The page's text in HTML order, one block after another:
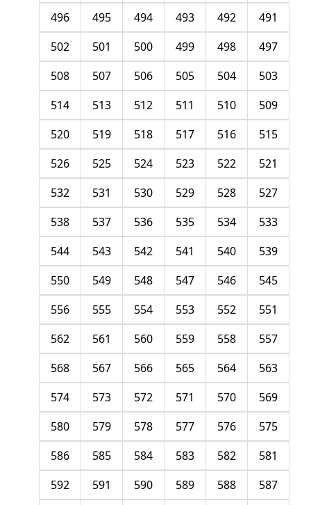
491
492
493
494
495
496
497
498
499
500
501
502
503
504
505
506
507
508
509
510
511
512
513
514
515
516
517
518
519
520
521
522
523
524
525
526
527
528
529
530
531
532
533
534
535
536
537
538
539
540
541
542
543
544
545
546
547
548
549
550
551
552
553
554
555
556
557
558
559
560
561
562
563
564
565
566
567
568
569
570
571
572
573
574
575
576
577
578
579
580
581
582
583
584
585
586
587
588
589
590
591
592